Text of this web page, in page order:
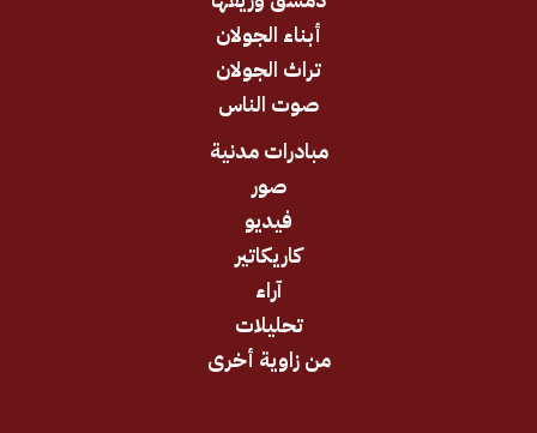
أبناء الجولان
تراث الجولان
صوت الناس
مبادرات مدنية
من زاوية أخرى